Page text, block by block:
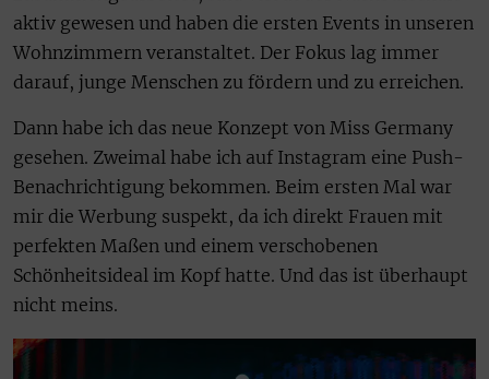
aktiv gewesen und haben die ersten Events in unseren
Wohnzimmern veranstaltet. Der Fokus lag immer
darauf, junge Menschen zu fördern und zu erreichen.
Dann habe ich das neue Konzept von Miss Germany
gesehen. Zweimal habe ich auf Instagram eine Push-
Benachrichtigung bekommen. Beim ersten Mal war
mir die Werbung suspekt, da ich direkt Frauen mit
perfekten Maßen und einem verschobenen
Schönheitsideal im Kopf hatte. Und das ist überhaupt
nicht meins.